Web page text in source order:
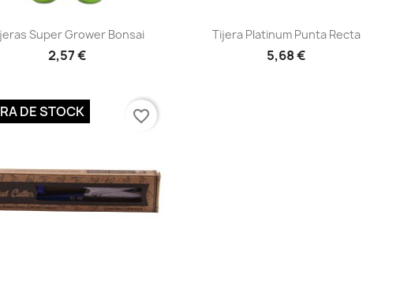
Vista rápida
Super Grower Bonsai
2,57 €
Vista rápida
Tijera Platinum Punta Recta
5,68 €
DE STOCK favorite_border